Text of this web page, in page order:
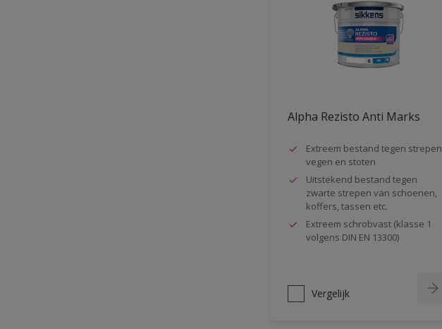
Alpha Rezisto Anti Marks
Extreem bestand tegen strepen,
vegen en stoten
Uitstekend bestand tegen
zwarte strepen van schoenen,
koffers, tassen etc.
Extreem schrobvast (klasse 1
volgens DIN EN 13300)
Vergelijk